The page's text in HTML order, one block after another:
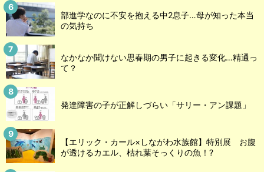
部進学なのに不安を抱える中2息子…母が知った本当
の気持ち
なかなか聞けない思春期の男子に起きる変化…精通っ
て？
発達障害の子が正解しづらい「サリー・アン課題」
【エリック・カール×しながわ水族館】特別展 お腹
が透けるカエル、枯れ葉そっくりの魚！?